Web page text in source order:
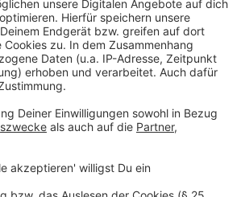
mit euren Projekten - bis
finanzielle Unterstützung für
– auch stellvertretend für euren